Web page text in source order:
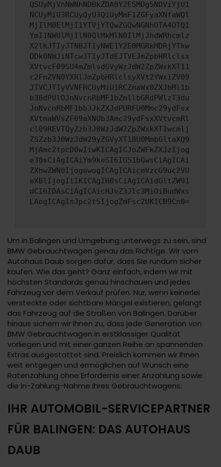
QSUyMjVhNWNhNDBkZDA0Y2E5MDg5NDViYjU1
NCUyMiU3RCUyQyU3QiUyMmF1ZGFyaXNfaWQl
MjIlM0ElMjI1YTVjYTQwZGQwNGNhOTA4OTQ1
YmI1NWUlMjIlN0QlMkMlN0IlMjJhdWRhcmlz
X2lkJTIyJTNBJTIyNWE1Y2E0MGRkMDRjYTkw
ODk0NWJiNTcwJTIyJTdEJTVEJmZpbHRlclsx
XVtvcF09SU4mZmlsdGVyWzJdW2ZpZWxkXT11
c2FnZVN0YXRlJmZpbHRlclsyXVt2YWx1ZV09
JTVCJTIyVVNFRCUyMiU1RCZmaWx0ZXJbMl1b
b3BdPUlOJnNvcnRbMF1bZmllbGRdPWlzT3du
JnNvcnRbMF1bb3JkZXJdPURFU0Mmc29ydFsx
XVtmaWVsZF09aXNUb3Amc29ydFsxXVtvcmRl
cl09REVTQyZzb3J0WzJdW2ZpZWxkXT1wcmlj
ZSZzb3J0WzJdW29yZGVyXT1BU0MmbGltaXQ9
MjAmc2tpcD0wIiwKICAgICJoZWFkZXJzIjog
e30sCiAgICAiYm9keSI6IG51bGwsCiAgICAi
ZXhwZWN0IjogewogICAgICAicmVzcG9uc2VU
eXBlIjogIiIKICAgIH0sCiAgICAidGltZW91
dCI6IDAsCiAgICAicHJvZ3Jlc3MiOiBudWxs
LAogICAgInJpc2t5IjogZmFsc2UKICB9Cn0=
Um in Balingen und Umgebung unterwegs zu sein, sind
BMW Gebrauchtwagen genau das Richtige. Wir vom
Autohaus Daub sorgen dafür, dass Sie rundum sicher
kaufen. Wie das geht? Ganz einfach, indem wir mit
höchsten Standards genau hinschauen und jedes
Fahrzeug vor dem Verkauf prüfen. Nur, wenn keinerlei
versteckte oder sichtbare Mängel existieren, gelangt
das Fahrzeug auf die Straßen von Balingen. Darüber
hinaus sichern wir Ihnen zu, dass jede Generation von
BMW Gebrauchtwagen in erstklassiger Qualität
vorliegen und mit einer ganzen Reihe an spannenden
Extras ausgestattet sind. Preislich kommen wir Ihnen
weit entgegen und ermöglichen auf Wunsch eine
Ratenzahlung ohne Erfordernis einer Anzahlung sowie
die In-Zahlung-Nahme Ihres Gebrauchtwagens.
IHR AUTOMOBIL-SERVICEPARTNER
FÜR BALINGEN: DAS AUTOHAUS
DAUB